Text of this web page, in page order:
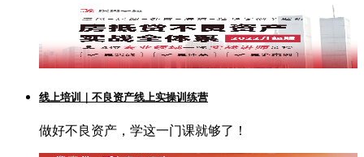
线上培训｜不良资产线上实操训练营
做好不良资产，学这一门课就够了！